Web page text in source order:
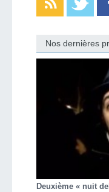
Nos dernières
Deuxième « nuit